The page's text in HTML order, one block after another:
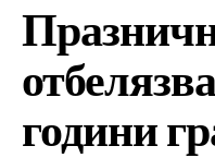
години